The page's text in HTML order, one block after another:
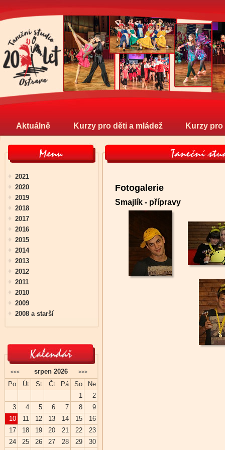
Aktuálně Kurzy pro děti a mládež Kurzy
Fotogalerie
Smajlík - přípravy
2021
2020
2019
2018
2017
2016
2015
2014
2013
2012
2011
2010
2009
2008 a starší
<<< >>>
srpen 2026
Po
Út St Čt Pá So
Ne
1
2
3
4 5 6 7 8
9
10
11 12 13 14 15
16
17
18 19 20 21 22
23
24
25 26 27 28 29
30